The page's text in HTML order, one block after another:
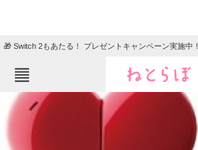
🎁 Switch 2もあたる！ プレゼントキャンペーン実施中！
ねとらぼメニュー
TOP ニュース
エンタメ